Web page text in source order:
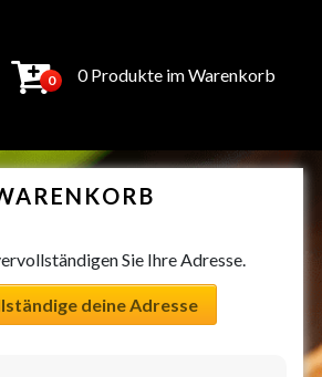
0 0 Produkte im Warenkorb
Sie Ihre Adresse.
deine Adresse